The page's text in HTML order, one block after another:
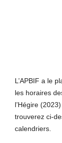
L’APBIF a le
les horaires
l’Hégire (2023)
trouverez ci-
calendriers.